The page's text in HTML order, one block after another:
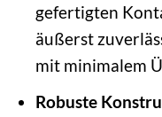
gefertigten
äußerst
mit minimalem
Robuste